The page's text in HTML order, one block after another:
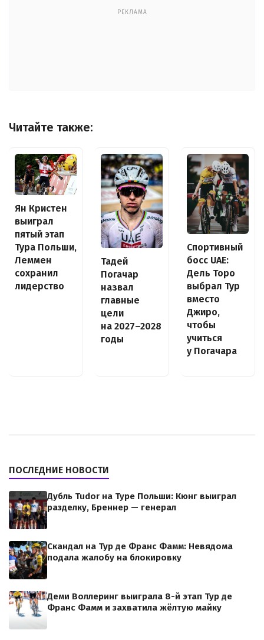
РЕКЛАМА
Читайте также:
Ян Кристен
выиграл
пятый этап
Тура Польши,
Леммен
сохранил
лидерство
Тадей
Погачар
назвал
главные
цели
на 2027–2028
годы
Спортивный
босс UAE:
Дель Торо
выбрал Тур
вместо
Джиро,
чтобы
учиться
у Погачара
ПОСЛЕДНИЕ НОВОСТИ
Дубль Tudor на Туре Польши: Кюнг выиграл
разделку, Бреннер — генерал
Скандал на Тур де Франс Фамм: Невядома
подала жалобу на блокировку
Деми Воллеринг выиграла 8-й этап Тур де
Франс Фамм и захватила жёлтую майку